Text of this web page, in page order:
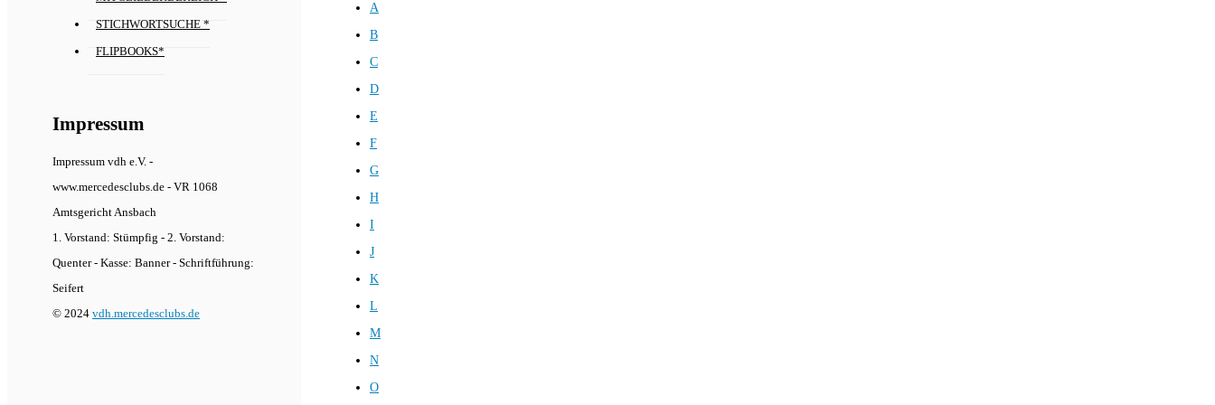
STICHWORTSUCHE *
FLIPBOOKS*
Impressum
Impressum vdh e.V. -
www.mercedesclubs.de - VR 1068
Amtsgericht Ansbach
1. Vorstand: Stümpfig - 2. Vorstand:
Quenter - Kasse: Banner - Schriftführung:
Seifert
© 2024 vdh.mercedesclubs.de
A
B
C
D
E
F
G
H
I
J
K
L
M
N
O